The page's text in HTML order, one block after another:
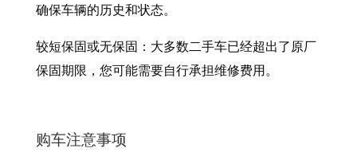
确保车辆的历史和状态。
较短保固或无保固：大多数二手车已经超出了原厂
保固期限，您可能需要自行承担维修费用。
购车注意事项